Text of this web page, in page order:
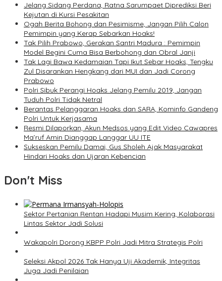
Jelang Sidang Perdana, Ratna Sarumpaet Diprediksi Beri
Kejutan di Kursi Pesakitan
Ogah Berita Bohong dan Pesimisme, Jangan Pilih Calon
Pemimpin yang Kerap Sebarkan Hoaks!
Tak Pilih Prabowo, Gerakan Santri Madura : Pemimpin
Model Begini Cuma Bisa Berbohong dan Obral Janji
Tak Lagi Bawa Kedamaian Tapi Ikut Sebar Hoaks, Tengku
Zul Disarankan Hengkang dari MUI dan Jadi Corong
Prabowo
Polri Sibuk Perangi Hoaks Jelang Pemilu 2019, Jangan
Tuduh Polri Tidak Netral
Berantas Pelanggaran Hoaks dan SARA, Kominfo Gandeng
Polri Untuk Kerjasama
Resmi Dilaporkan, Akun Medsos yang Edit Video Cawapres
Ma’ruf Amin Dianggap Langgar UU ITE
Sukseskan Pemilu Damai, Gus Sholeh Ajak Masyarakat
Hindari Hoaks dan Ujaran Kebencian
Don't Miss
Sektor Pertanian Rentan Hadapi Musim Kering, Kolaborasi
Lintas Sektor Jadi Solusi
Wakapolri Dorong KBPP Polri Jadi Mitra Strategis Polri
Seleksi Akpol 2026 Tak Hanya Uji Akademik, Integritas
Juga Jadi Penilaian